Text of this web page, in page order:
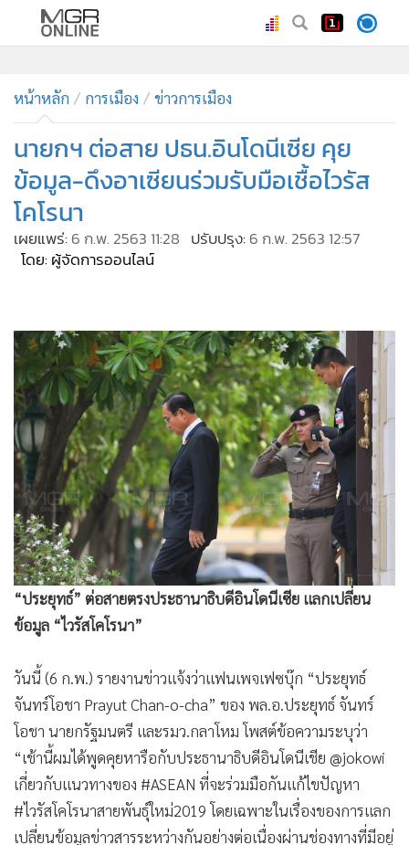
• ทันเหตุการณ์
• ภาคใต้
• ภูมิภาค
• Online Section
• บันเทิง
• ผู้จัดการรายวัน
คอลัมนิสต์
• Cyber BIZ
• ผู้จัดกวน
• Good health & Well-being
• Green Innovation & SD
• Management & HR
• MGR Live
• Infographic
• การเมือง
• ท่องเที่ยว
กีฬา
• ต่างประเทศ
Special Scoop
•
เศรษฐกิจ-ธุรกิจ
•
• ชุมชน-คุณภาพชีวิต
• อาชญากรรม
• Motoring
• เกม
หน้าหลัก การเมือง ข่าวการเมือง
นายกฯ ต่อสาย ปธน.อินโดนีเซีย คุย
ข้อมูล-ดึงอาเซียนร่วมรับมือเชื้อไวรัส
โคโรนา
เผยแพร่:6 ก.พ. 2563 11:28 ปรับปรุง:6 ก.พ. 2563 12:57
โดย: ผู้จัดการออนไลน์
“ประยุทธ์” ต่อสายตรงประธานาธิบดีอินโดนีเซีย แลกเปลี่ยน
ข้อมูล “ไวรัสโคโรนา”
วันนี้ (6 ก.พ.) รายงานข่าวแจ้งว่าแฟนเพจเฟซบุ๊ก “ประยุทธ์
จันทร์โอชา Prayut Chan-o-cha” ของ พล.อ.ประยุทธ์ จันทร์
โอชา นายกรัฐมนตรี และรมว.กลาโหม โพสต์ข้อความระบุว่า